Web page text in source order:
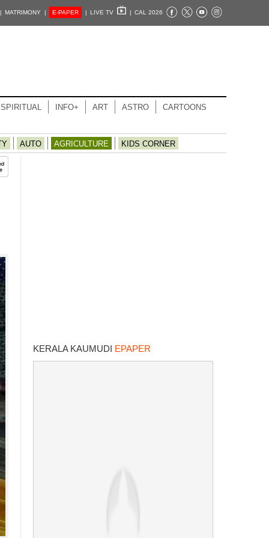
| MATRIMONY | E-PAPER | LIVE TV | CAL 2026
SPIRITUAL INFO+ ART ASTRO CARTOONS
AUTO AGRICULTURE KIDS CORNER
KERALA KAUMUDI EPAPER